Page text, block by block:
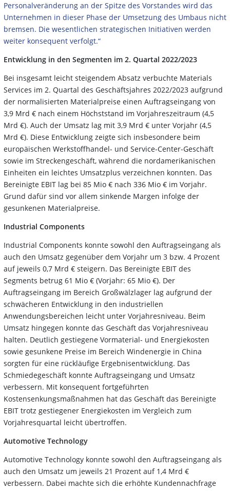
Personalveränderung an der Spitze des Vorstandes wird das
Unternehmen in dieser Phase der Umsetzung des Umbaus nicht
bremsen. Die wesentlichen strategischen Initiativen werden
weiter konsequent verfolgt.“
Entwicklung in den Segmenten im 2. Quartal 2022/2023
Bei insgesamt leicht steigendem Absatz verbuchte Materials
Services im 2. Quartal des Geschäftsjahres 2022/2023 aufgrund
der normalisierten Materialpreise einen Auftragseingang von
3,9 Mrd € nach einem Höchststand im Vorjahreszeitraum (4,5
Mrd €). Auch der Umsatz lag mit 3,9 Mrd € unter Vorjahr (4,5
Mrd €). Diese Entwicklung zeigte sich insbesondere beim
europäischen Werkstoffhandel- und Service-Center-Geschäft
sowie im Streckengeschäft, während die nordamerikanischen
Einheiten ein leichtes Umsatzplus verzeichnen konnten. Das
Bereinigte EBIT lag bei 85 Mio € nach 336 Mio € im Vorjahr.
Grund dafür sind vor allem sinkende Margen infolge der
gesunkenen Materialpreise.
Industrial Components
Industrial Components konnte sowohl den Auftragseingang als
auch den Umsatz gegenüber dem Vorjahr um 3 bzw. 4 Prozent
auf jeweils 0,7 Mrd € steigern. Das Bereinigte EBIT des
Segments betrug 61 Mio € (Vorjahr: 65 Mio €). Der
Auftragseingang im Bereich Großwälzlager lag aufgrund der
schwächeren Entwicklung in den industriellen
Anwendungsbereichen leicht unter Vorjahresniveau. Beim
Umsatz hingegen konnte das Geschäft das Vorjahresniveau
halten. Deutlich gestiegene Vormaterial- und Energiekosten
sowie gesunkene Preise im Bereich Windenergie in China
sorgten für eine rückläufige Ergebnisentwicklung. Das
Schmiedegeschäft konnte Auftragseingang und Umsatz
verbessern. Mit konsequent fortgeführten
Kostensenkungsmaßnahmen hat das Geschäft das Bereinigte
EBIT trotz gestiegener Energiekosten im Vergleich zum
Vorjahresquartal leicht übertroffen.
Automotive Technology
Automotive Technology konnte sowohl den Auftragseingang als
auch den Umsatz um jeweils 21 Prozent auf 1,4 Mrd €
verbessern. Dabei machte sich die erhöhte Kundennachfrage